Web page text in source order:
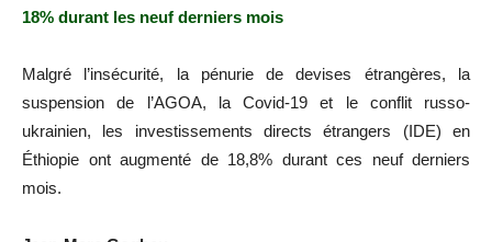
18% durant les neuf derniers mois
Malgré l’insécurité, la pénurie de devises étrangères, la
suspension de l’AGOA, la Covid-19 et le conflit russo-
ukrainien, les investissements directs étrangers (IDE) en
Éthiopie ont augmenté de 18,8% durant ces neuf derniers
mois.